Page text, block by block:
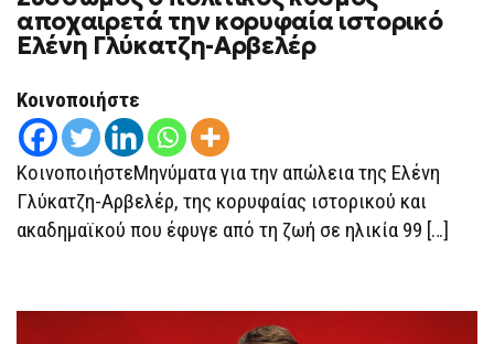
Ο
ΠΟΛΙΤΙΚΌΣ
ΚΌΣΜΟΣ
ΑΠΟΧΑΙΡΕΤΆ
αποχαιρετά την κορυφαία ιστορικό
Ελένη Γλύκατζη-Αρβελέρ
Κοινοποιήστε
ΚοινοποιήστεΜηνύματα για την απώλεια της Ελένη
Γλύκατζη-Αρβελέρ, της κορυφαίας ιστορικού και
ακαδημαϊκού που έφυγε από τη ζωή σε ηλικία 99 […]